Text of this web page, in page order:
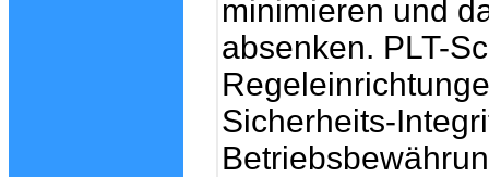
minimieren und
absenken. PLT-
Sicherheits-